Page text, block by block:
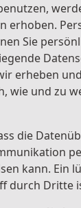
erhoben.
Sie
erheben
wie und zu
die
kann. Ein
durch Dritte